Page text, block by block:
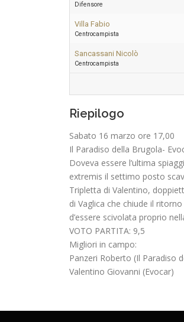
Difensore
Villa Fabio
Centrocampista
Sancassani Nicolò
Centrocampista
Riepilogo
Sabato 16 marzo ore 17,00
Il Paradiso della Brugola-
Doveva essere l’ultima
extremis il settimo posto
Tripletta di Valentino,
di Vaglica che chiude il
d’essere scivolata proprio
VOTO PARTITA: 9,5
Migliori in campo:
Panzeri Roberto (Il Paradiso
Valentino Giovanni (Evocar)